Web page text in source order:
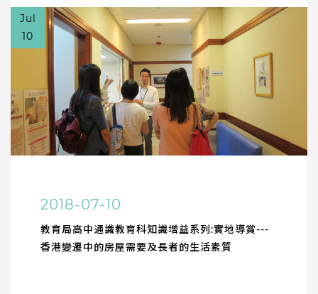
Jul
10
2018-07-10
教育局高中通識教育科知識增益系列:實地導賞---
香港變遷中的房屋需要及長者的生活素質